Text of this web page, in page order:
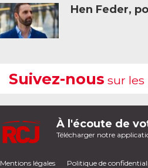
Hen Feder,
Suivez-nous sur les
À l'écoute de
Télécharger notre
Mentions légales Politique de